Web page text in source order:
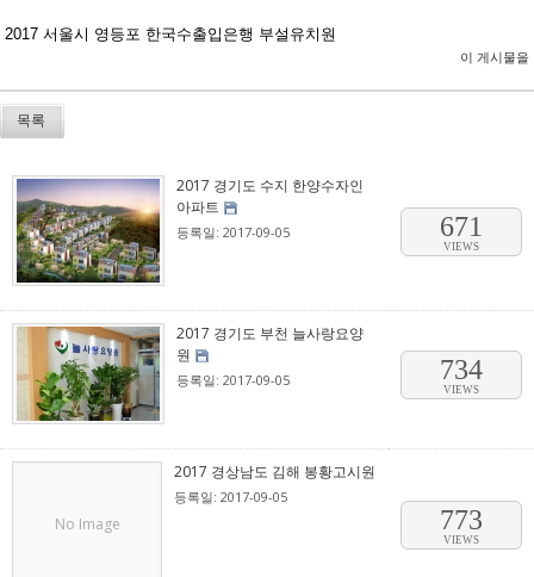
2017 서울시 영등포 한국수출입은행 부설유치원
이 게시물을
목록
2017 경기도 수지 한양수자인
아파트
등록일: 2017-09-05 671
VIEWS
2017 경기도 부천 늘사랑요양
원
등록일: 2017-09-05 734
VIEWS
No Image
2017 경상남도 김해 봉황고시원
등록일: 2017-09-05
773
VIEWS